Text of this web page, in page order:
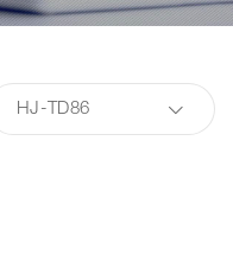
HJ-TD86